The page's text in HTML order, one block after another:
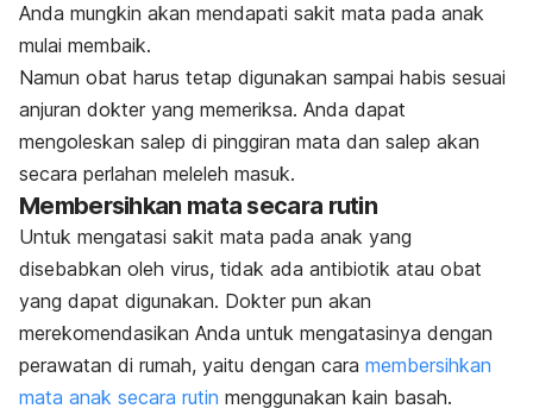
Anda mungkin akan mendapati sakit mata pada anak
mulai membaik.
Namun obat harus tetap digunakan sampai habis sesuai
anjuran dokter yang memeriksa. Anda dapat
mengoleskan salep di pinggiran mata dan salep akan
secara perlahan meleleh masuk.
Membersihkan mata secara rutin
Untuk mengatasi sakit mata pada anak yang
disebabkan oleh virus, tidak ada antibiotik atau obat
yang dapat digunakan. Dokter pun akan
merekomendasikan Anda untuk mengatasinya dengan
perawatan di rumah, yaitu dengan cara membersihkan
mata anak secara rutin menggunakan kain basah.